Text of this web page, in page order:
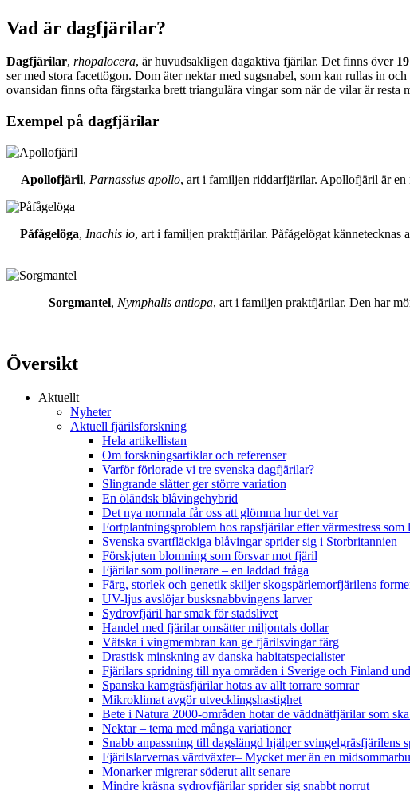
Vad är dagfjärilar?
Dagfjärilar, rhopalocera, är huvudsakligen dagaktiva fjärilar. Det finns över
ser med stora facettögon. Dom äter nektar med sugsnabel, som kan rullas in
ovansidan finns ofta färgstarka brett triangulära vingar som när de vilar är resta
Exempel på dagfjärilar
Apollofjäril, Parnassius apollo, art i familjen riddarfjärilar. Apollofjäril är en
Påfågelöga, Inachis io, art i familjen praktfjärilar. Påfågelögat
Sorgmantel, Nymphalis antiopa, art i familjen praktfjärilar. Den har
Översikt
Aktuellt
Nyheter
Aktuell fjärilsforskning
Hela artikellistan
Om forskningsartiklar och referenser
Varför förlorade vi tre svenska dagfjärilar?
Slingrande slåtter ger större variation
En öländsk blåvingehybrid
Det nya normala får oss att glömma hur det var
Fortplantningsproblem hos rapsfjärilar efter värmestress som
Svenska svartfläckiga blåvingar sprider sig i Storbritannien
Förskjuten blomning som försvar mot fjäril
Fjärilar som pollinerare – en laddad fråga
Färg, storlek och genetik skiljer skogspärlemorfjärilens
UV-ljus avslöjar busksnabbvingens larver
Sydrovfjäril har smak för stadslivet
Handel med fjärilar omsätter miljontals dollar
Vätska i vingmembran kan ge fjärilsvingar färg
Drastisk minskning av danska habitatspecialister
Fjärilars spridning till nya områden i Sverige och Finland
Spanska kamgräsfjärilar hotas av allt torrare somrar
Mikroklimat avgör utvecklingshastighet
Bete i Natura 2000-områden hotar de väddnätfjärilar som
Nektar – tema med många variationer
Snabb anpassning till dagslängd hjälper svingelgräsfjärilens
Fjärilslarvernas värdväxter– Mycket mer än en
Monarker migrerar söderut allt senare
Mindre kräsna sydrovfjärilar sprider sig snabbt norrut